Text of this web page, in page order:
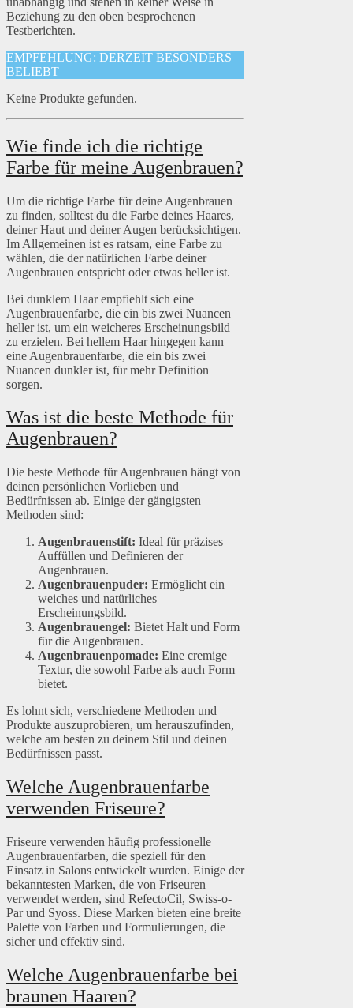
Beziehung zu den oben besprochenen
Testberichten.
EMPFEHLUNG: DERZEIT BESONDERS
BELIEBT
Keine Produkte gefunden.
Wie finde ich die richtige
Farbe für meine Augenbrauen?
Um die richtige Farbe für deine Augenbrauen
zu finden, solltest du die Farbe deines Haares,
deiner Haut und deiner Augen berücksichtigen.
Im Allgemeinen ist es ratsam, eine Farbe zu
wählen, die der natürlichen Farbe deiner
Augenbrauen entspricht oder etwas heller ist.
Bei dunklem Haar empfiehlt sich eine
Augenbrauenfarbe, die ein bis zwei Nuancen
heller ist, um ein weicheres Erscheinungsbild
zu erzielen. Bei hellem Haar hingegen kann
eine Augenbrauenfarbe, die ein bis zwei
Nuancen dunkler ist, für mehr Definition
sorgen.
Was ist die beste Methode für
Augenbrauen?
Die beste Methode für Augenbrauen hängt von
deinen persönlichen Vorlieben und
Bedürfnissen ab. Einige der gängigsten
Methoden sind:
Augenbrauenstift: Ideal für präzises
Auffüllen und Definieren der
Augenbrauen.
Augenbrauenpuder: Ermöglicht ein
weiches und natürliches
Erscheinungsbild.
Augenbrauengel: Bietet Halt und Form
für die Augenbrauen.
Augenbrauenpomade: Eine cremige
Textur, die sowohl Farbe als auch Form
bietet.
Es lohnt sich, verschiedene Methoden und
Produkte auszuprobieren, um herauszufinden,
welche am besten zu deinem Stil und deinen
Bedürfnissen passt.
Welche Augenbrauenfarbe
verwenden Friseure?
Friseure verwenden häufig professionelle
Augenbrauenfarben, die speziell für den
Einsatz in Salons entwickelt wurden. Einige der
bekanntesten Marken, die von Friseuren
verwendet werden, sind RefectoCil, Swiss-o-
Par und Syoss. Diese Marken bieten eine breite
Palette von Farben und Formulierungen, die
sicher und effektiv sind.
Welche Augenbrauenfarbe bei
braunen Haaren?